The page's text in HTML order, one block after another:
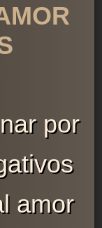
por
amor